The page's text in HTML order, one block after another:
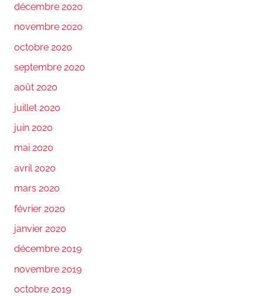
décembre 2020
novembre 2020
octobre 2020
septembre 2020
août 2020
juillet 2020
juin 2020
mai 2020
avril 2020
mars 2020
février 2020
janvier 2020
décembre 2019
novembre 2019
octobre 2019